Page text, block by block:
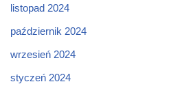
listopad 2024
październik 2024
wrzesień 2024
styczeń 2024